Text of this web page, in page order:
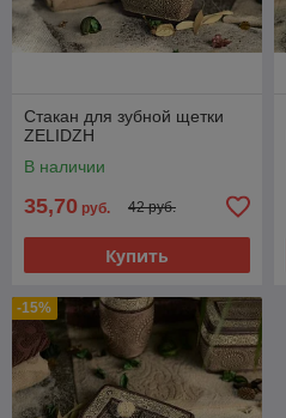
Стакан для зубной щетки
ZELIDZH
В наличии
35,70 руб. 42 руб.
Купить
-15%